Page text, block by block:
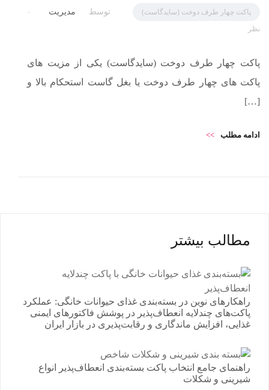
پاکت چهار طرف دوخت (سایدگاست) توسط مدیریت
۰
نظر
پاکت چهار طرف دوخت (سایدگاست) یکی از مزیت های
پاکت های چهار طرف دوخت یا بغل گاست استحکام بالا و
[…]
ادامه مطلب >>
مطالب بیشتر
راهکارهای نوین در بسته‌بندی غذای حیوانات خانگی: عملکرد
پاکت‌های چندلایه انعطاف‌پذیر در پوشش فاکتورهای ایمنی
غذایی، افزایش ماندگاری و رقابت‌پذیری در بازار ایران
راهنمای جامع انتخاب پاکت بسته‌بندی انعطاف‌پذیر انواع
شیرینی و شکلات